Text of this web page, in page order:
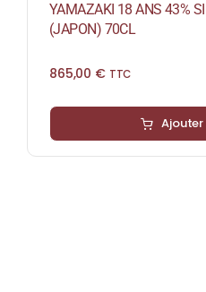
YAMAZAKI 18 ANS 43%
(JAPON) 70CL
865,00 € TTC